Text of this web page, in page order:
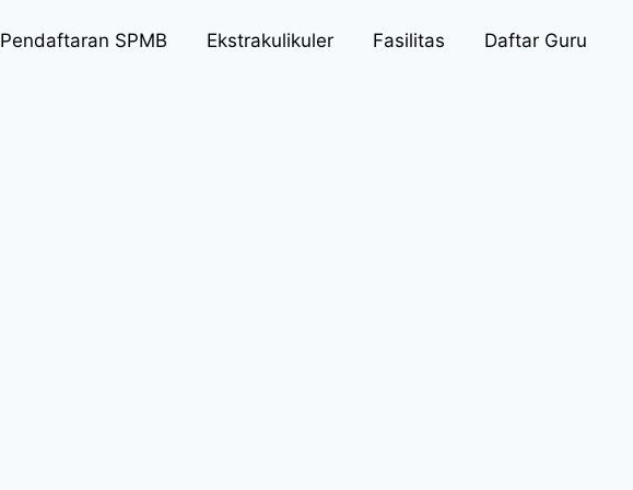
Pendaftaran SPMB Ekstrakulikuler Fasilitas Daftar Guru